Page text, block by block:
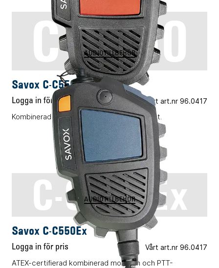
C-C550
AUDIOTILLBEHÖR
Savox C-C550
Logga in för pris Vårt art.nr 96.0417
Kombinerad monofon och PTT-kontrollenhet.
C-C550Ex
AUDIOTILLBEHÖR
Savox C-C550Ex
Logga in för pris Vårt art.nr 96.0417
ATEX-certifierad kombinerad monofon och PTT-